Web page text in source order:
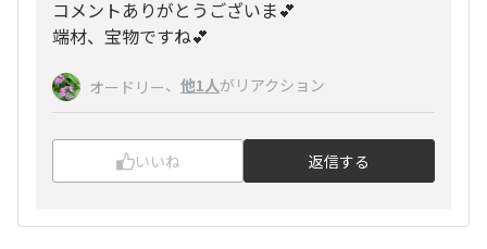
コメントありがとうございま💕
端材、宝物ですね💕
オードリー、 他1人がリアクション
いいね 返信する